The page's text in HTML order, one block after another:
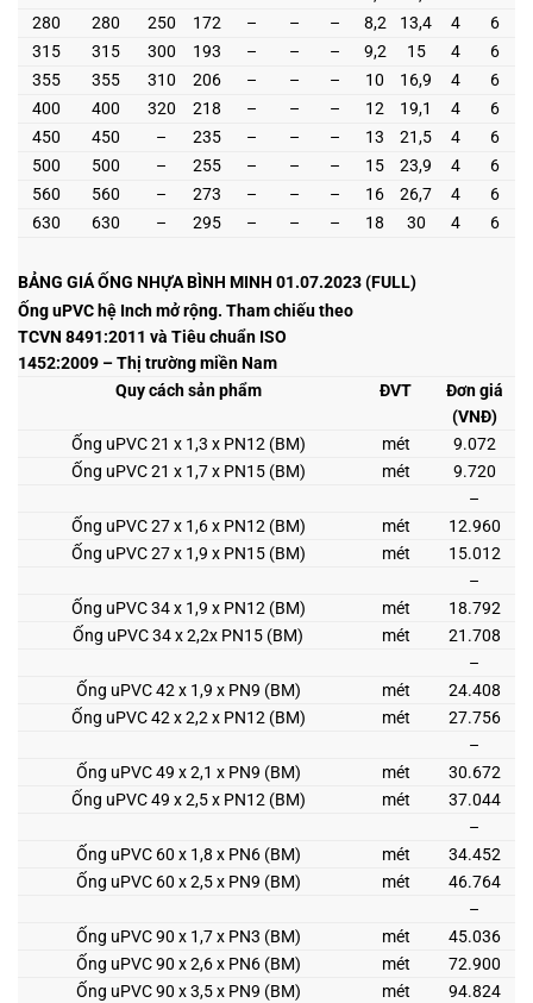
280
280 250 172 – – – 8,2 13,4 4
6
315
315 300 193 – – – 9,2 15 4
6
355
355 310 206 – – – 10 16,9 4
6
400
400 320 218 – – – 12 19,1 4
6
450
450 – 235 – – – 13 21,5 4
6
500
500 – 255 – – – 15 23,9 4
6
560
560 – 273 – – – 16 26,7 4
6
630
630 – 295 – – – 18 30 4 6
BẢNG GIÁ ỐNG NHỰA BÌNH MINH 01.07.2023 (FULL)
Ống uPVC hệ Inch mở rộng. Tham chiếu theo
TCVN 8491:2011 và Tiêu chuẩn ISO
1452:2009 – Thị trường miền Nam
Quy cách sản phẩm
ĐVT
Đơn giá
(VNĐ)
Ống uPVC 21 x 1,3 x PN12 (BM)
mét
9.072
Ống uPVC 21 x 1,7 x PN15 (BM)
mét
9.720
–
Ống uPVC 27 x 1,6 x PN12 (BM)
mét
12.960
Ống uPVC 27 x 1,9 x PN15 (BM)
mét
15.012
–
Ống uPVC 34 x 1,9 x PN12 (BM)
mét
18.792
Ống uPVC 34 x 2,2x PN15 (BM)
mét
21.708
–
Ống uPVC 42 x 1,9 x PN9 (BM)
mét
24.408
Ống uPVC 42 x 2,2 x PN12 (BM)
mét
27.756
–
Ống uPVC 49 x 2,1 x PN9 (BM)
mét
30.672
Ống uPVC 49 x 2,5 x PN12 (BM)
mét
37.044
–
Ống uPVC 60 x 1,8 x PN6 (BM)
mét
34.452
Ống uPVC 60 x 2,5 x PN9 (BM)
mét
46.764
–
Ống uPVC 90 x 1,7 x PN3 (BM)
mét
45.036
Ống uPVC 90 x 2,6 x PN6 (BM)
mét
72.900
Ống uPVC 90 x 3,5 x PN9 (BM)
mét
94.824